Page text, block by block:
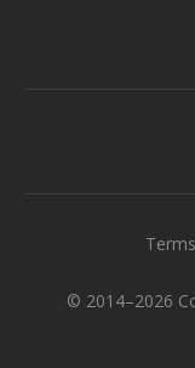
© 2014–2026